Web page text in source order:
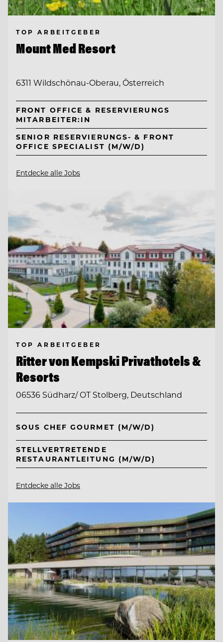
TOP ARBEITGEBER
Mount Med Resort
6311 Wildschönau-Oberau, Österreich
FRONT OFFICE & RESERVIERUNGS
MITARBEITER:IN
SENIOR RESERVIERUNGS- & FRONT
OFFICE SPECIALIST (M/W/D)
Entdecke alle Jobs
TOP ARBEITGEBER
Ritter von Kempski Privathotels &
Resorts
06536 Südharz/ OT Stolberg, Deutschland
SOUS CHEF GOURMET (M/W/D)
STELLVERTRETENDE
RESTAURANTLEITUNG (M/W/D)
Entdecke alle Jobs